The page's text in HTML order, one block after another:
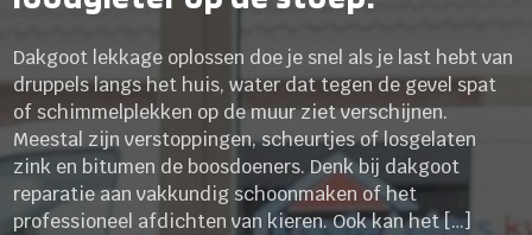
Dakgoot lekkage oplossen doe je snel als je last hebt van
druppels langs het huis, water dat tegen de gevel spat
of schimmelplekken op de muur ziet verschijnen.
Meestal zijn verstoppingen, scheurtjes of losgelaten
zink en bitumen de boosdoeners. Denk bij dakgoot
reparatie aan vakkundig schoonmaken of het
professioneel afdichten van kieren. Ook kan het […]